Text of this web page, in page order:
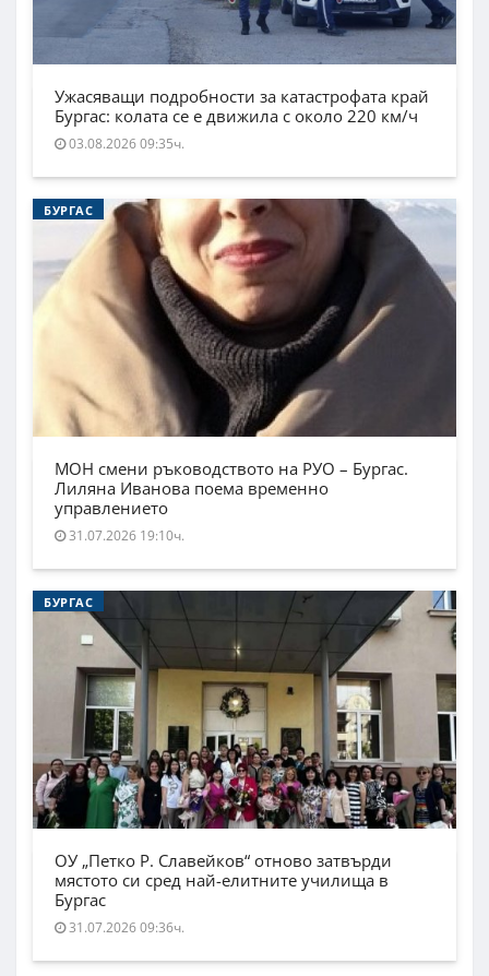
Ужасяващи подробности за катастрофата край
Бургас: колата се е движила с около 220 км/ч
03.08.2026 09:35ч.
БУРГАС
МОН смени ръководството на РУО – Бургас.
Лиляна Иванова поема временно
управлението
31.07.2026 19:10ч.
БУРГАС
ОУ „Петко Р. Славейков“ отново затвърди
мястото си сред най-елитните училища в
Бургас
31.07.2026 09:36ч.